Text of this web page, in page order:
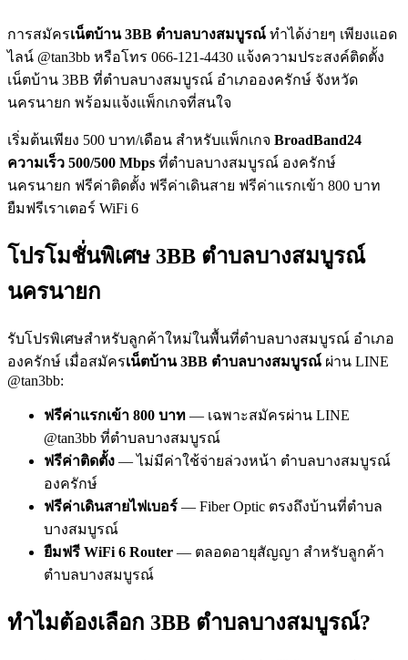
การสมัครเน็ตบ้าน 3BB ตำบลบางสมบูรณ์ ทำได้ง่ายๆ เพียงแอด
ไลน์ @tan3bb หรือโทร 066-121-4430 แจ้งความประสงค์ติดตั้ง
เน็ตบ้าน 3BB ที่ตำบลบางสมบูรณ์ อำเภอองครักษ์ จังหวัด
นครนายก พร้อมแจ้งแพ็กเกจที่สนใจ
เริ่มต้นเพียง 500 บาท/เดือน สำหรับแพ็กเกจ BroadBand24
ความเร็ว 500/500 Mbps ที่ตำบลบางสมบูรณ์ องครักษ์
นครนายก ฟรีค่าติดตั้ง ฟรีค่าเดินสาย ฟรีค่าแรกเข้า 800 บาท
ยืมฟรีเราเตอร์ WiFi 6
โปรโมชั่นพิเศษ 3BB ตำบลบางสมบูรณ์
นครนายก
รับโปรพิเศษสำหรับลูกค้าใหม่ในพื้นที่ตำบลบางสมบูรณ์ อำเภอ
องครักษ์ เมื่อสมัครเน็ตบ้าน 3BB ตำบลบางสมบูรณ์ ผ่าน LINE
@tan3bb:
ฟรีค่าแรกเข้า 800 บาท — เฉพาะสมัครผ่าน LINE
@tan3bb ที่ตำบลบางสมบูรณ์
ฟรีค่าติดตั้ง — ไม่มีค่าใช้จ่ายล่วงหน้า ตำบลบางสมบูรณ์
องครักษ์
ฟรีค่าเดินสายไฟเบอร์ — Fiber Optic ตรงถึงบ้านที่ตำบล
บางสมบูรณ์
ยืมฟรี WiFi 6 Router — ตลอดอายุสัญญา สำหรับลูกค้า
ตำบลบางสมบูรณ์
ทำไมต้องเลือก 3BB ตำบลบางสมบูรณ์?